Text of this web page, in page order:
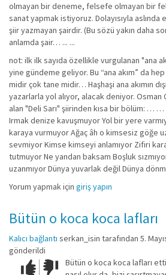
olmayan bir deneme, felsefe olmayan bir
sanat yapmak istiyoruz. Dolayısıyla aslında
şiir yazmayan şairdir. (Bu sözü yakın daha
anlamda şair… ... ...
not: ilk ilk sayıda özellikle vurgulanan "ana
yine gündeme geliyor. Bu “ana akım” da
midir çok tane midir… Haşhaşi ana akımın
yazarlarla yol alıyor, alacak deniyor. Osman
alan "Deli Sarı" şiirinden kısa bir bölüm: …
Irmak denize kavuşmuyor Yol bir yere
karaya vurmuyor Ağaç âh o kimsesiz göğe
sevmiyor Kimse kimseyi anlamıyor Zifiri
tutmuyor Ne yandan baksam Boşluk
uzanmıyor Dünya yuvarlak değil Dünya
Yorum yapmak için giriş yapın
Bütün o koca koca lafları
Kalıcı bağlantı serkan_isin tarafından 5.
gönderildi
Çok iyi!O
Bütün o koca koca lafları